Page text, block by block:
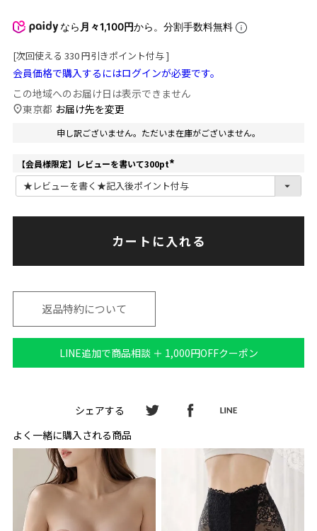
なら 月々1,100円から。分割手数料無料
[次回使える 330円引きポイント付与 ]
会員価格で購入するにはログインが必要です。
この地域へのお届け日は表示できません
東京都 お届け先を変更
申し訳ございません。ただいま在庫がございません。
【会員様限定】レビューを書いて300pt
(
必
須
カートに入れる
返品特約について
LINE追加で商品相談 ＋ 1,000円OFFクーポン
シェアする
よく一緒に購入される商品